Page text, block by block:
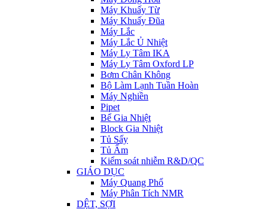
Máy Khuấy Từ
Máy Khuấy Đũa
Máy Lắc
Máy Lắc Ủ Nhiệt
Máy Ly Tâm IKA
Máy Ly Tâm Oxford LP
Bơm Chân Không
Bộ Làm Lạnh Tuần Hoàn
Máy Nghiền
Pipet
Bể Gia Nhiệt
Block Gia Nhiệt
Tủ Sấy
Tủ Ấm
Kiểm soát nhiễm R&D/QC
GIÁO DỤC
Máy Quang Phổ
Máy Phân Tích NMR
DỆT, SỢI